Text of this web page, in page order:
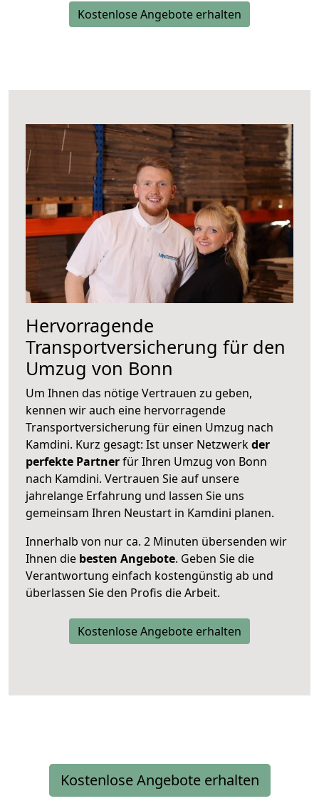
Kostenlose Angebote erhalten
Hervorragende
Transportversicherung für den
Umzug von Bonn
Um Ihnen das nötige Vertrauen zu geben,
kennen wir auch eine hervorragende
Transportversicherung für einen Umzug nach
Kamdini. Kurz gesagt: Ist unser Netzwerkder
perfekte Partnerfür Ihren Umzug von Bonn
nach Kamdini. Vertrauen Sie auf unsere
jahrelange Erfahrung und lassen Sie uns
gemeinsam Ihren Neustart in Kamdini planen.
Innerhalb von nur ca. 2 Minuten übersenden wir
Ihnen die besten Angebote. Geben Sie die
Verantwortung einfach kostengünstig ab und
überlassen Sie den Profis die Arbeit.
Kostenlose Angebote erhalten
Kostenlose Angebote erhalten